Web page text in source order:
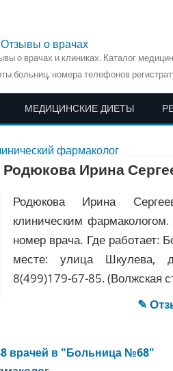
Отзывы о врачах
о врачах и клиниках. Каталог
больниц, номера телефонов
МЕДИЦИНСКИЕ ДИЕТЫ
фармаколог
Родюкова Ирина
Родюкова Ирина
клиническим
номер врача. Где работает:
месте: улица Шкулева,
8(499)179-67-85. (Волжская
✎
врачей в "Больница №68"